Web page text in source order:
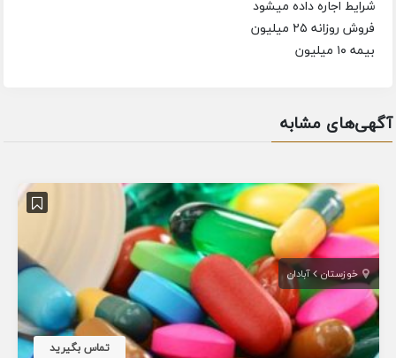
شرایط اجاره داده میشود
فروش روزانه ۲۵ میلیون
بیمه ۱۰ میلیون
آگهی‌های مشابه
خوزستان آبادان
تماس بگیرید